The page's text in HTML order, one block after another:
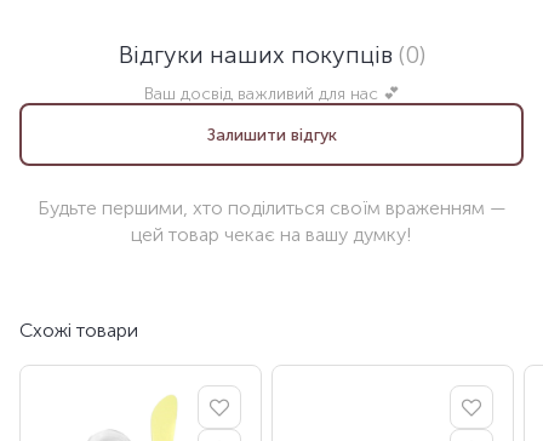
Відгуки наших покупців (0)
Ваш досвід важливий для нас 💕
Залишити відгук
Будьте першими, хто поділиться своїм враженням —
цей товар чекає на вашу думку!
Схожі товари